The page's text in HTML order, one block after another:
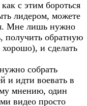
с этим бороться
лидером, можете
Мне лишь нужно
получить обратную
хорошо), и сделать
собрать
и идти воевать в
мнению, один
видео просто